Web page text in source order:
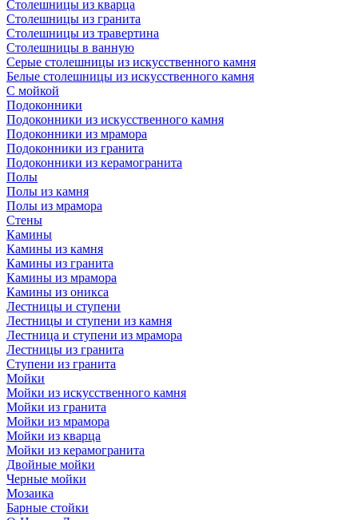
Столешницы из кварца
Столешницы из гранита
Столешницы из травертина
Столешницы в ванную
Серые столешницы из искусственного камня
Белые столешницы из искусственного камня
С мойкой
Подоконники
Подоконники из искусственного камня
Подоконники из мрамора
Подоконники из гранита
Подоконники из керамогранита
Полы
Полы из камня
Полы из мрамора
Стены
Камины
Камины из камня
Камины из гранита
Камины из мрамора
Камины из оникса
Лестницы и ступени
Лестницы и ступени из камня
Лестница и ступени из мрамора
Лестницы из гранита
Ступени из гранита
Мойки
Мойки из искусственного камня
Мойки из гранита
Мойки из мрамора
Мойки из кварца
Мойки из керамогранита
Двойные мойки
Черные мойки
Мозаика
Барные стойки